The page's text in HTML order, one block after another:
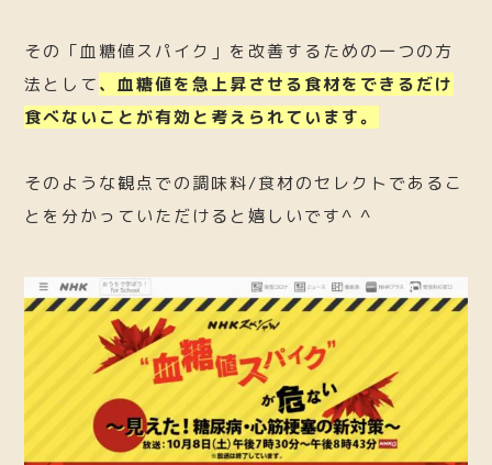
その「血糖値スパイク」を改善するための一つの方
法として、血糖値を急上昇させる食材をできるだけ
食べないことが有効と考えられています。
そのような観点での調味料/食材のセレクトであるこ
とを分かっていただけると嬉しいです^ ^